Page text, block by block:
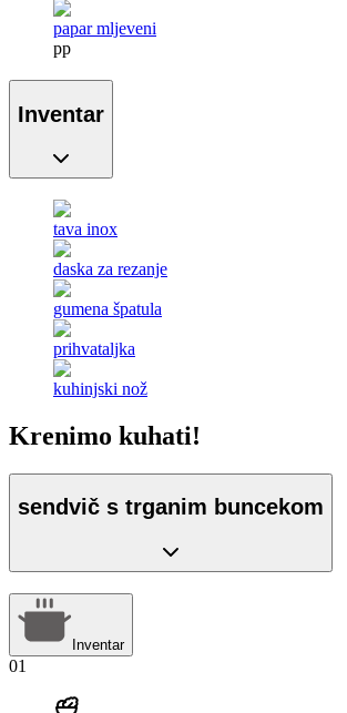
papar mljeveni
pp
Inventar
tava inox
daska za rezanje
gumena špatula
prihvataljka
kuhinjski nož
Krenimo kuhati!
sendvič s trganim buncekom
Inventar
01